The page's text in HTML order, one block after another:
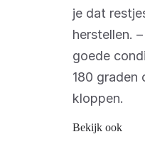
je dat
herstellen.
goede
180 graden
kloppen.
Bekijk ook